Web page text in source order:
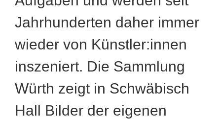
Jahrhunderten daher immer
wieder von Künstler:innen
inszeniert. Die Sammlung
Würth zeigt in Schwäbisch
Hall Bilder der eigenen